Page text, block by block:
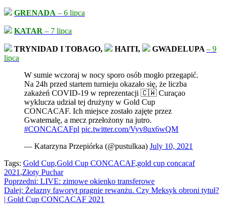
GRENADA – 6 lipca
KATAR – 7 lipca
TRYNIDAD I TOBAGO, HAITI, GWADELUPA – 9
lipca
W sumie wczoraj w nocy sporo osób mogło przegapić.
Na 24h przed startem turnieju okazało się, że liczba
zakażeń COVID-19 w reprezentacji 🇨🇼 Curaçao
wyklucza udział tej drużyny w Gold Cup
CONCACAF. Ich miejsce zostało zajęte przez
Gwatemalę, a mecz przełożony na jutro.
#CONCACAFpl pic.twitter.com/Vyv8ux6wQM
— Katarzyna Przepiórka (@pustulkaa) July 10, 2021
Tags: Gold Cup,Gold Cup CONCACAF,gold cup concacaf
2021 ,Złoty Puchar
Zobacz
wpisy
Poprzedni: LIVE: zimowe okienko transferowe
Dalej: Żelazny faworyt pragnie rewanżu. Czy Meksyk obroni tytuł?
| Gold Cup CONCACAF 2021